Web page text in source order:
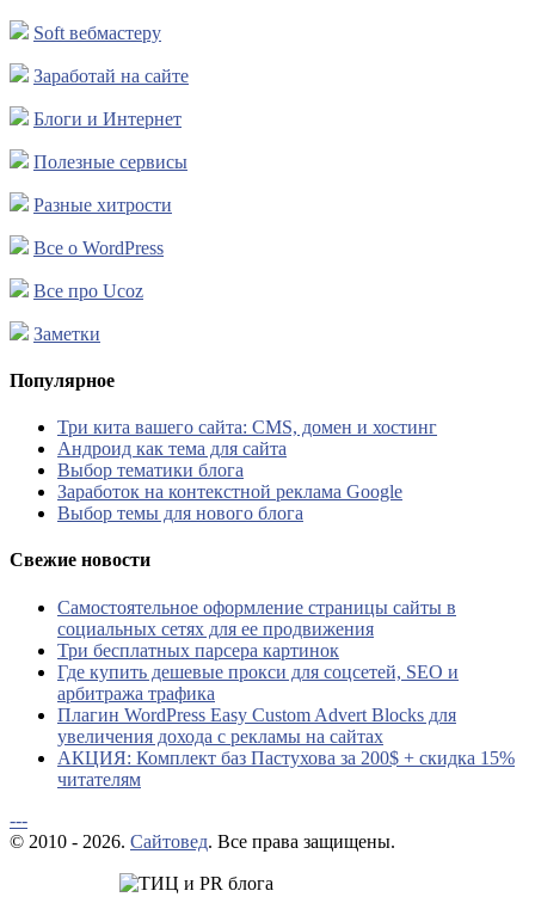
Soft вебмастеру
Заработай на сайте
Блоги и Интернет
Полезные сервисы
Разные хитрости
Все о WordPress
Все про Ucoz
Заметки
Популярное
Три кита вашего сайта: CMS, домен и хостинг
Андроид как тема для сайта
Выбор тематики блога
Заработок на контекстной реклама Google
Выбор темы для нового блога
Свежие новости
Самостоятельное оформление страницы сайты в
социальных сетях для ее продвижения
Три бесплатных парсера картинок
Где купить дешевые прокси для соцсетей, SEO и
арбитража трафика
Плагин WordPress Easy Custom Advert Blocks для
увеличения дохода с рекламы на сайтах
АКЦИЯ: Комплект баз Пастухова за 200$ + скидка 15%
читателям
---
© 2010 - 2026. Сайтовед. Все права защищены.